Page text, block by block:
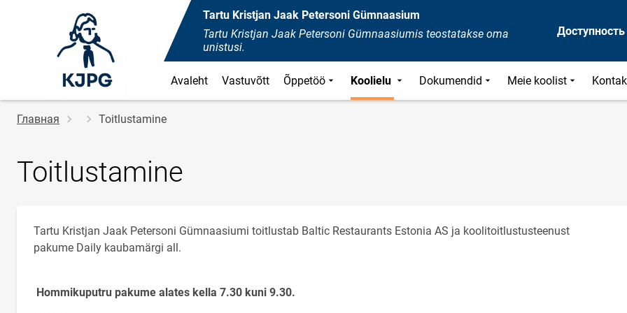
Tartu Kristjan Jaak Petersoni Gümnaasium
Tartu Kristjan Jaak Petersoni Gümnaasiumis teostatakse oma
unistusi.
Доступность
Avaleht Vastuvõtt Õppetöö Koolielu Dokumendid Meie koolist
Строка
Главная Toitlustamine
Toitlustamine
Tartu Kristjan Jaak Petersoni Gümnaasiumi toitlustab Baltic Restaurants Estonia AS ja koolitoitlustusteenust
pakume Daily kaubamärgi all.
Hommikuputru pakume alates kella 7.30 kuni 9.30.